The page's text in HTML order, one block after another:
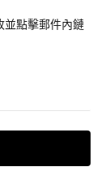
並點擊郵件內鏈